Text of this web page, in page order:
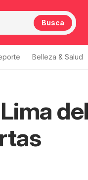
Busca
Belleza & Salud
del